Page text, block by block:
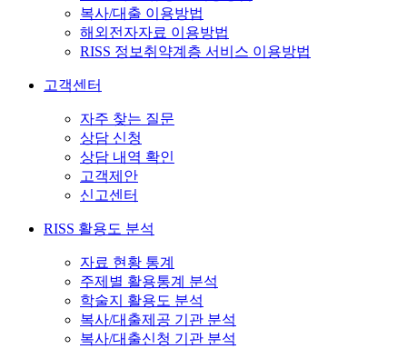
복사/대출 이용방법
해외전자자료 이용방법
RISS 정보취약계층 서비스 이용방법
고객센터
자주 찾는 질문
상담 신청
상담 내역 확인
고객제안
신고센터
RISS 활용도 분석
자료 현황 통계
주제별 활용통계 분석
학술지 활용도 분석
복사/대출제공 기관 분석
복사/대출신청 기관 분석